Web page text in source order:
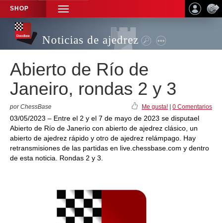
SHOP
TOGGLE
NAVIGATION
Noticias de ajedrez
Abierto de Río de
Janeiro, rondas 2 y 3
por ChessBase Me gusta! 0 Comentarios
03/05/2023 – Entre el 2 y el 7 de mayo de 2023 se disputael
Abierto de Río de Janerio con abierto de ajedrez clásico, un
abierto de ajedrez rápido y otro de ajedrez relámpago. Hay
retransmisiones de las partidas en live.chessbase.com y dentro
de esta noticia. Rondas 2 y 3.